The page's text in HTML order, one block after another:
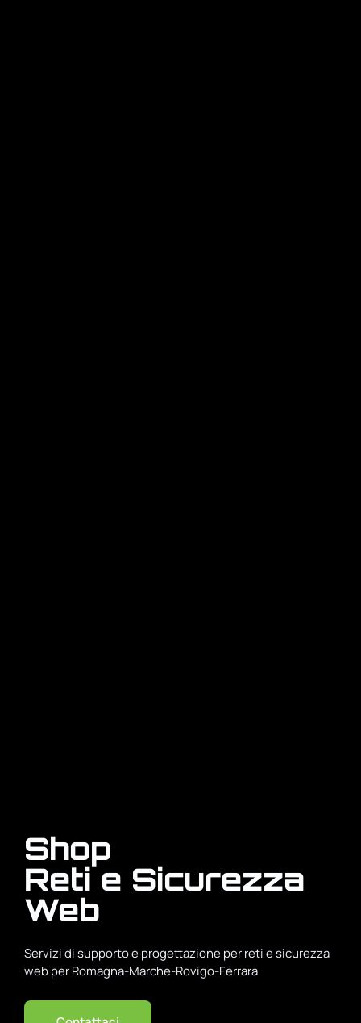
Shop
Reti e Sicurezza
Web
Servizi di supporto e progettazione per reti e sicurezza
web per Romagna-Marche-Rovigo-Ferrara